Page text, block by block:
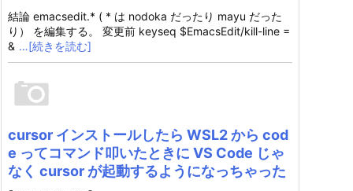
結論 emacsedit.* ( * は nodoka だったり mayu だった
り） を編集する。 変更前 keyseq $EmacsEdit/kill-line =
& …[続きを読む]
cursor インストールしたら WSL2 から cod
e ってコマンド叩いたときに VS Code じゃ
なく cursor が起動するようになっちゃった